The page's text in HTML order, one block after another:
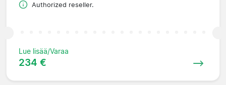
Authorized reseller.
Lue lisää/Varaa
234 €